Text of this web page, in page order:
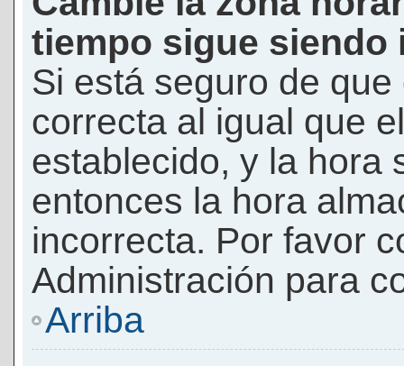
tiempo sigue siendo
Si está seguro de
correcta al igual que
establecido, y la hora
entonces la hora
incorrecta. Por favor
Administración para
Arriba